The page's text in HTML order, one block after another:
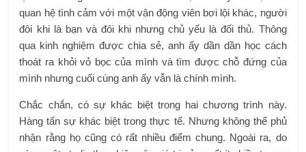
quan hệ tình cảm với một vận động viên bơi lội khác, người
đôi khi là bạn và đôi khi nhưng chủ yếu là đối thủ. Thông
qua kinh nghiệm được chia sẻ, anh ấy dần dần học cách
thoát ra khỏi vỏ bọc của mình và tìm được chỗ đứng của
mình nhưng cuối cùng anh ấy vẫn là chính mình.
Chắc chắn, có sự khác biệt trong hai chương trình này.
Hàng tấn sự khác biệt trong thực tế. Nhưng không thể phủ
nhận rằng họ cũng có rất nhiều điểm chung. Ngoài ra, do